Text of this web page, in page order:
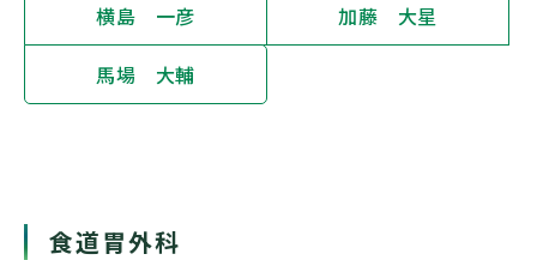
横島 一彦 加藤 大星
馬場 大輔
食道胃外科